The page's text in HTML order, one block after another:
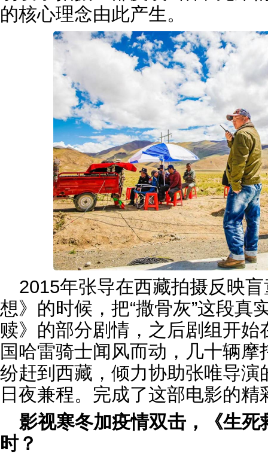
的核心理念由此产生。
2015年张导在西藏拍摄反映
想》的时候，把“撒骨灰”这段真
赎》的部分剧情，之后剧组开
国哈雷骑士闻风而动，几十辆
纷赶到西藏，倾力协助张唯导
日夜兼程。完成了这部电影的
影视寒冬加疫情双击，《生
时？